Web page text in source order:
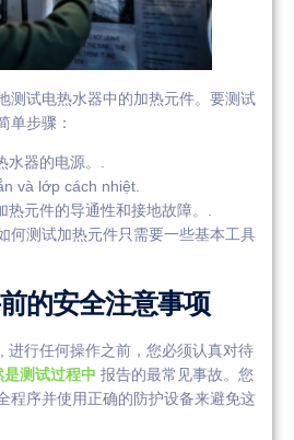
测试电热水器中的加热元件。要测试
单步骤：
器的电源。.
và lớp cách nhiệt.
热元件的导通性和接地故障。.
何测试加热元件只需要一些基本工具
的安全注意事项
, 进行任何操作之前，您必须认真对待
测试过程中 报告的最常见事故。您
程序并使用正确的防护设备来避免这